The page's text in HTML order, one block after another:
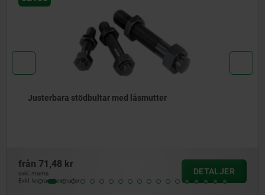
Anslag justerbara, rostfritt stål med status sensor
från1 217,93 kr
Exkl. leveranskostnader